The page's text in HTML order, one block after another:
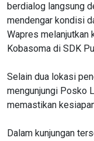
berdialog langsung
mendengar kondisi
Wapres melanjutkan
Kobasoma di SDK
Selain dua lokasi
mengunjungi Posko
memastikan
Dalam kunjungan